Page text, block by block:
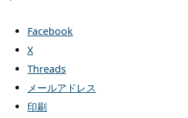
Facebook
X
Threads
メールアドレス
印刷